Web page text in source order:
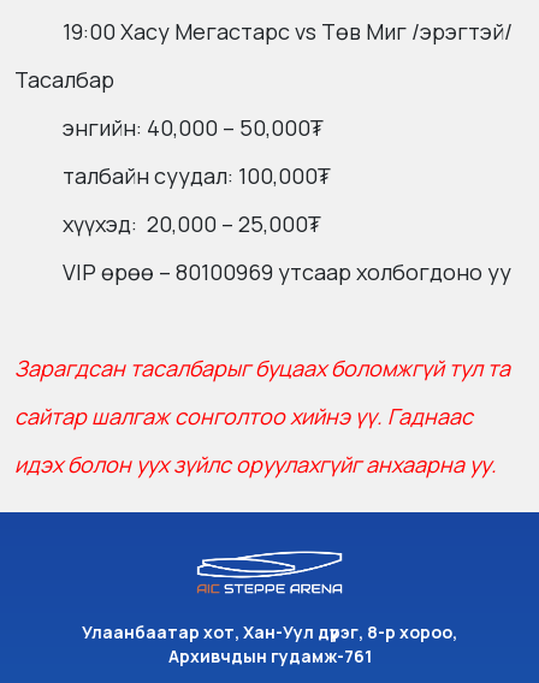
19:00 Хасу Мегастарс vs Төв Миг /эрэгтэй/
Тасалбар
энгийн: 40,000 – 50,000₮
талбайн суудал: 100,000₮
хүүхэд: 20,000 – 25,000₮
VIP өрөө – 80100969 утсаар холбогдоно уу
Зарагдсан тасалбарыг буцаах боломжгүй тул та
сайтар шалгаж сонголтоо хийнэ үү. Гаднаас
идэх болон уух зүйлс оруулахгүйг анхаарна уу.
Улаанбаатар хот, Хан-Уул дүүрэг, 8-р хороо,
Архивчдын гудамж-761